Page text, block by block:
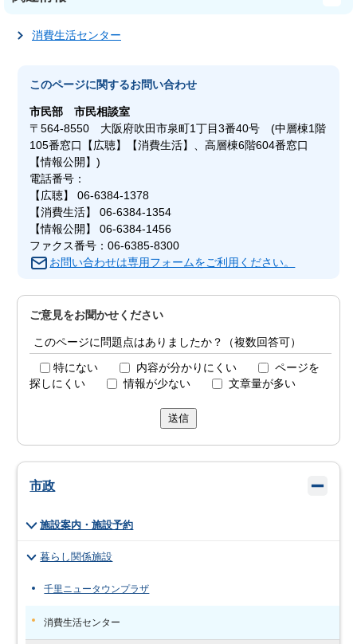
消費生活センター
このページに関するお問い合わせ
市民部市民相談室
〒564-8550 大阪府吹田市泉町1丁目3番40号 (中層棟1階
105番窓口【広聴】【消費生活】、高層棟6階604番窓口
【情報公開】)
電話番号：
【広聴】 06-6384-1378
【消費生活】 06-6384-1354
【情報公開】 06-6384-1456
ファクス番号：06-6385-8300
お問い合わせは専用フォームをご利用ください。
ご意見をお聞かせください
このページに問題点はありましたか？（複数回答可）
特にない 内容が分かりにくい
ページを
探しにくい
情報が少ない 文章量が多い
送信
市政
施設案内・施設予約
暮らし関係施設
千里ニュータウンプラザ
消費生活センター